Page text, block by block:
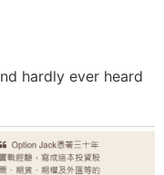
hardly ever heard